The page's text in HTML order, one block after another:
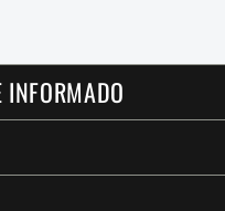
INFORMADO